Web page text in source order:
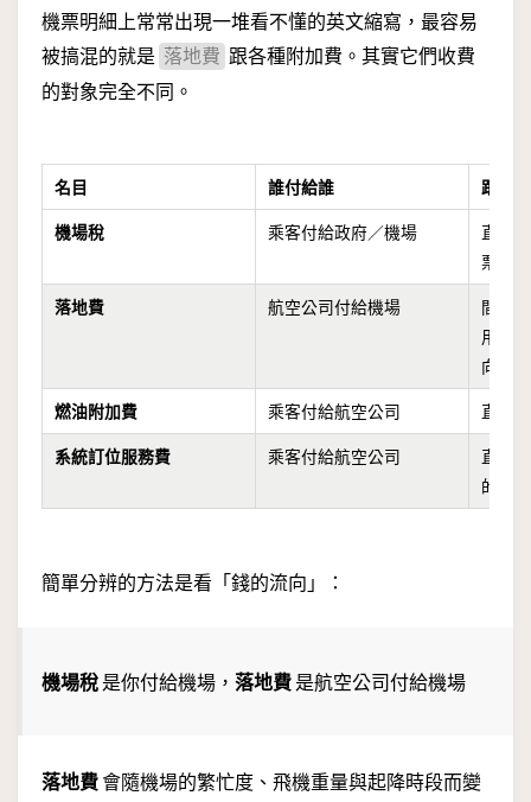
機票明細上常常出現一堆看不懂的英文縮寫，最容易
被搞混的就是 落地費 跟各種附加費。其實它們收費
的對象完全不同。
名目 誰付給誰 跟乘
機場稅 乘客付給政府／機場
直接
票明
落地費 航空公司付給機場
間接
用跑
向你
燃油附加費 乘客付給航空公司 直接
系統訂位服務費 乘客付給航空公司
直接
的營
簡單分辨的方法是看「錢的流向」：
機場稅 是你付給機場， 落地費 是航空公司付給機場
落地費會隨機場的繁忙度、飛機重量與起降時段而變